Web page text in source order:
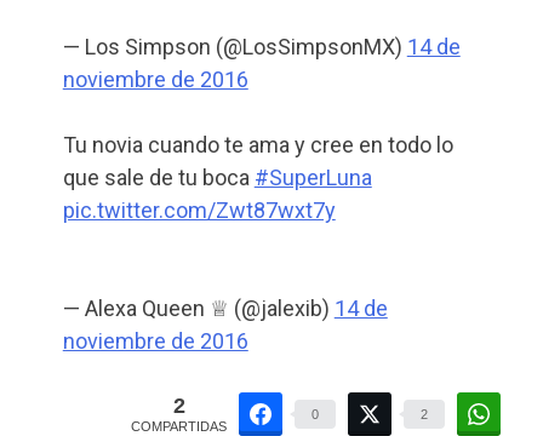
— Los Simpson (@LosSimpsonMX) 14 de
noviembre de 2016
Tu novia cuando te ama y cree en todo lo
que sale de tu boca #SuperLuna
pic.twitter.com/Zwt87wxt7y
— Alexa Queen ♕ (@jalexib) 14 de
noviembre de 2016
2
COMPARTIDAS
0 2